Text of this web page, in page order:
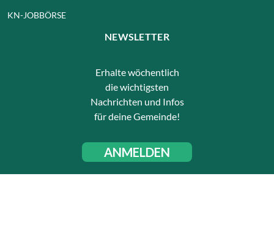
KN-JOBBÖRSE
NEWSLETTER
Erhalte wöchentlich
die wichtigsten
Nachrichten und Infos
für deine Gemeinde!
ANMELDEN